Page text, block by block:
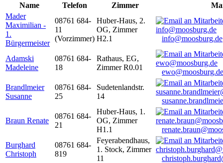
Name
Telefon Zimmer
Mader
Maximilian -
1.
Bürgermeister
08761 684-
11
(Vorzimmer)
Huber-Haus, 2.
OG, Zimmer
H2.1
info@moosburg.de
Adamski
Madeleine
08761 684-
18
Rathaus, EG,
Zimmer R0.01
ewo@moosburg.de
Brandlmeier
Susanne
08761 684-
25
Sudetenlandstr.
14
Braun Renate
08761 684-
21
Huber-Haus, 1.
OG, Zimmer
H1.1
Burghard
Christoph
08761 684-
819
Feyerabendhaus,
1. Stock, Zimmer
11